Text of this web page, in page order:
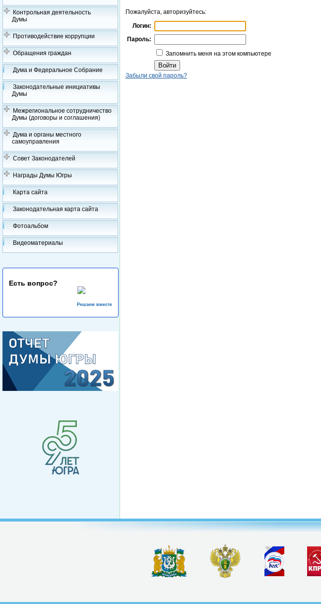
Контрольная деятельность
Думы
Противодействие коррупции
Обращения граждан
Дума и Федеральное Собрание
Законодательные инициативы
Думы
Межрегиональное сотрудничество
Думы (договоры и соглашения)
Дума и органы местного
самоуправления
Совет Законодателей
Награды Думы Югры
Карта сайта
Законодательная карта сайта
Фотоальбом
Видеоматериалы
Есть вопрос?
Решаем вместе
Пожалуйста, авторизуйтесь:
Логин:
Пароль:
Запомнить меня на этом компьютере
Забыли свой пароль?